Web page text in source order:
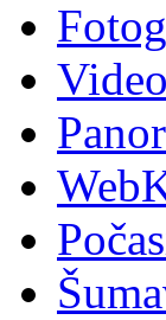
Video